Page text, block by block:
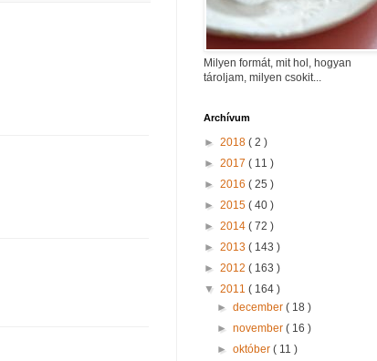
Milyen formát, mit hol, hogyan
tároljam, milyen csokit...
Archívum
► 2018 ( 2 )
► 2017 ( 11 )
► 2016 ( 25 )
► 2015 ( 40 )
► 2014 ( 72 )
► 2013 ( 143 )
► 2012 ( 163 )
▼ 2011 ( 164 )
►december( 18 )
►november( 16 )
►október( 11 )